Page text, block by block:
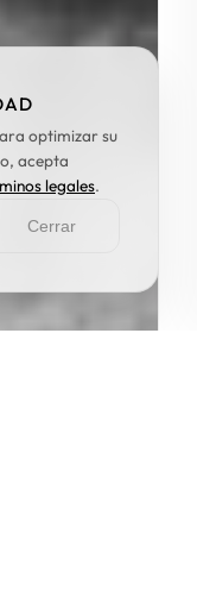
optimizar su
acepta
legales.
Cerrar